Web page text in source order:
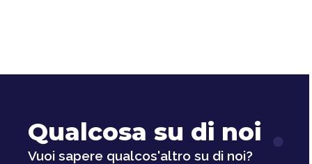
Qualcosa su di noi
Vuoi sapere qualcos'altro su di noi?